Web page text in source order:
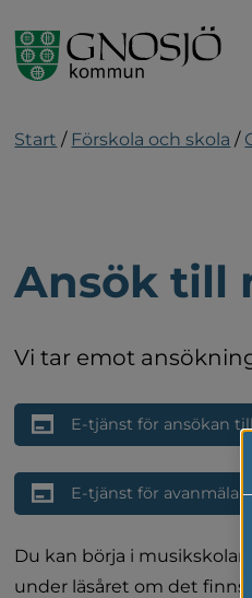
Start / Förskola och skola /
Ansök till
Vi tar emot
E-tjänst för ansökan
E-tjänst för
Du kan börja i
under läsåret om det finns